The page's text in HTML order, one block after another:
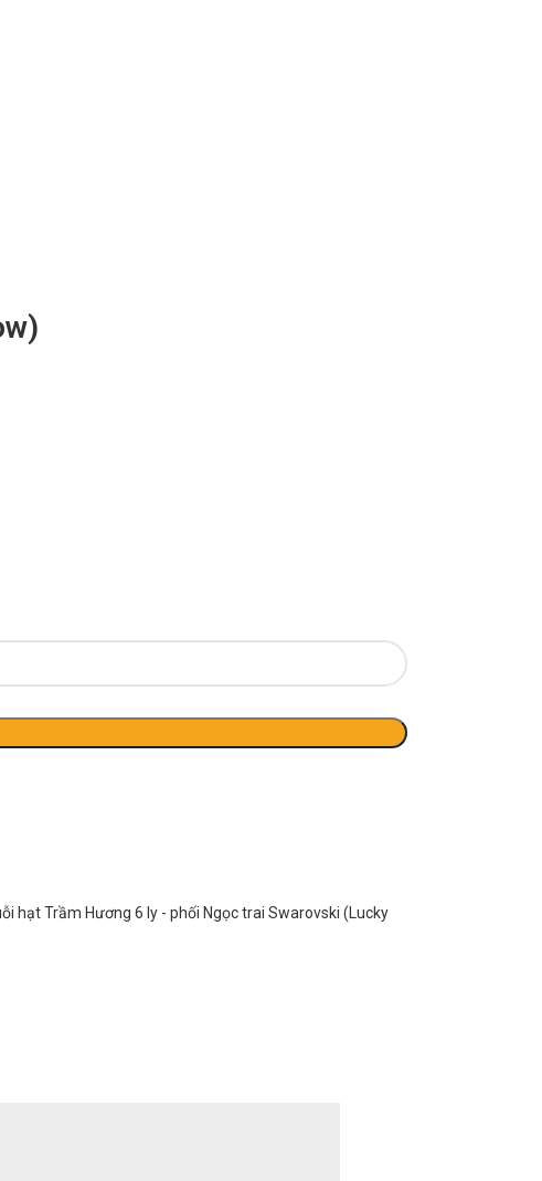
hạt Trầm Hương 6 ly - phối Ngọc trai Swarovski (Lucky